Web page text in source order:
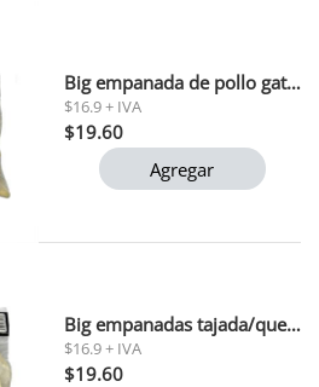
Big empanada de pollo gatto grill 25 unid
$16.9 + IVA
$19.60
Agregar
Big empanadas tajada/queso 25 und gatto grill
$16.9 + IVA
$19.60